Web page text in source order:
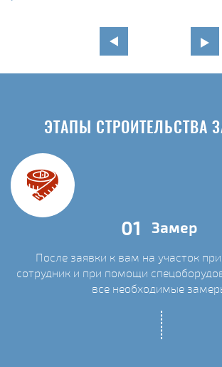
ЭТАПЫ СТРОИТЕЛЬСТВА
01 Замер
После заявки к вам на участок
сотрудник и при помощи
все необходимые